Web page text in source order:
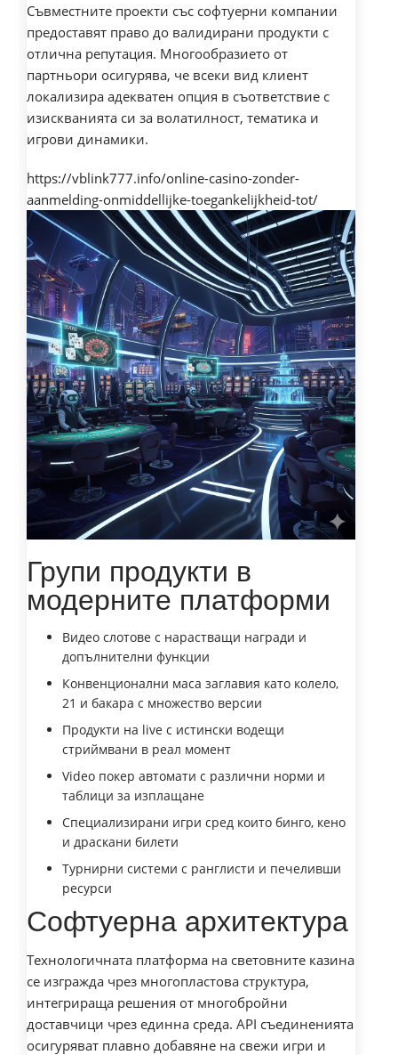
Съвместните проекти със софтуерни компании
предоставят право до валидирани продукти с
отлична репутация. Многообразието от
партньори осигурява, че всеки вид клиент
локализира адекватен опция в съответствие с
изискванията си за волатилност, тематика и
игрови динамики.
https://vblink777.info/online-casino-zonder-
aanmelding-onmiddellijke-toegankelijkheid-tot/
Групи продукти в
модерните платформи
Видео слотове с нарастващи награди и
допълнителни функции
Конвенционални маса заглавия като колело,
21 и бакара с множество версии
Продукти на live с истински водещи
стриймвани в реал момент
Video покер автомати с различни норми и
таблици за изплащане
Специализирани игри сред които бинго, кено
и драскани билети
Турнирни системи с ранглисти и печеливши
ресурси
Софтуерна архитектура
Технологичната платформа на световните казина
се изгражда чрез многопластова структура,
интегрираща решения от многобройни
доставчици чрез единна среда. API съединенията
осигуряват плавно добавяне на свежи игри и